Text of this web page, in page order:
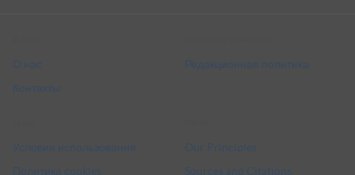
О нас
Контакты
Редакционная политика
Условия использования
Политика cookies
Our Principles
Sources and Citations